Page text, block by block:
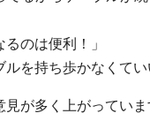
るのは便利！」
ルを持ち歩かなくてい
が多く上がっていま